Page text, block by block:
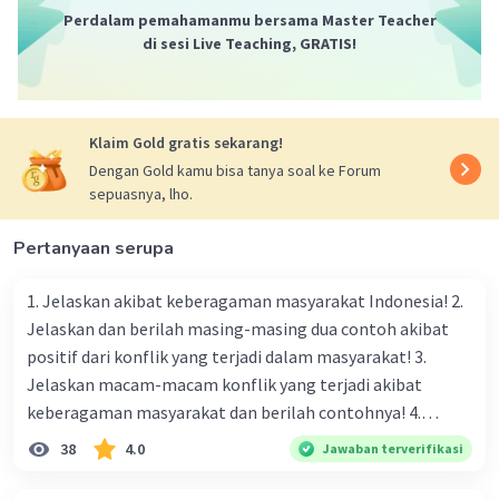
Nilai ini mencerminkan Pancasila secara
keseluruhan sebagai dasar negara Indonesia
bersama.
Beri Rating ·0.0(0) Balas
Level 19
Mu T Level 1
23 April 2024 02:57
Penyataan yang sesuai dengan nilai-nilai
Pancasila dan menunjukkan adaptasi terhadap
Perdalam pemahamanmu bersama Master Teacher
di sesi Live Teaching, GRATIS!
Klaim Gold gratis sekarang!
Dengan Gold kamu bisa tanya soal ke Forum
sepuasnya, lho.
Pertanyaan serupa
1. Jelaskan akibat keberagaman masyarakat Indonesia! 2.
Jelaskan dan berilah masing-masing dua contoh akibat
positif dari konflik yang terjadi dalam masyarakat! 3.
Jelaskan macam-macam konflik yang terjadi akibat
keberagaman masyarakat dan berilah contohnya! 4.
Mengapa dalam masyarakat yang memiliki keberagaman
38 4.0 Jawaban terverifikasi